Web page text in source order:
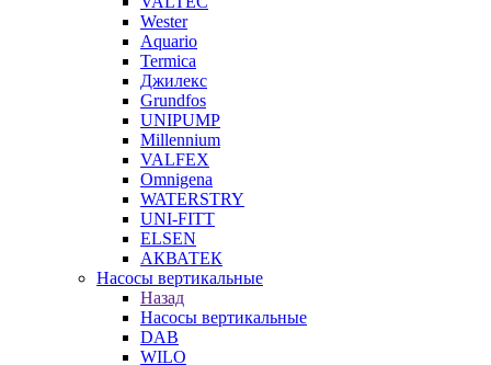
Wester
Aquario
Termica
Джилекс
Grundfos
UNIPUMP
Millennium
VALFEX
Omnigena
WATERSTRY
UNI-FITT
ELSEN
АКВАТЕК
Насосы вертикальные
Назад
Насосы вертикальные
DAB
WILO